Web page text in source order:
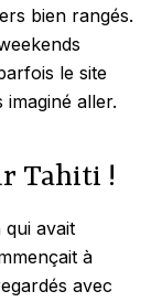
bien rangés.
le site
aller.
Tahiti !
qui avait
à
avec